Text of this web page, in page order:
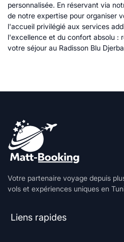
personnalisée. En réservant via
de notre expertise pour organiser
l'accueil privilégié aux services
l'excellence et du confort absolu :
votre séjour au Radisson Blu
Votre partenaire voyage depuis
vols et expériences uniques en
Liens rapides